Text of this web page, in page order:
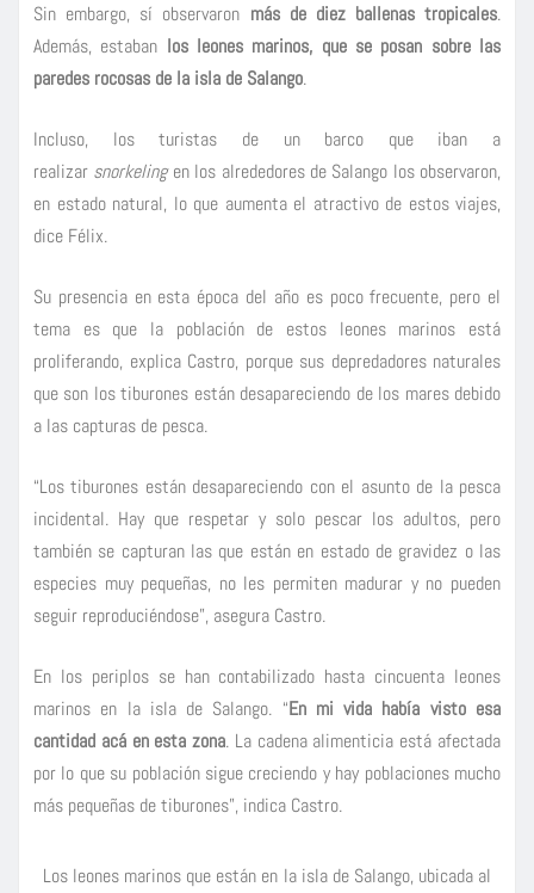
Sin embargo, sí observaron más de diez ballenas tropicales.
Además, estaban los leones marinos, que se posan sobre las
paredes rocosas de la isla de Salango.
Incluso, los turistas de un barco que iban a
realizar snorkelingen los alrededores de Salango los observaron,
en estado natural, lo que aumenta el atractivo de estos viajes,
dice Félix.
Su presencia en esta época del año es poco frecuente, pero el
tema es que la población de estos leones marinos está
proliferando, explica Castro, porque sus depredadores naturales
que son los tiburones están desapareciendo de los mares debido
a las capturas de pesca.
“Los tiburones están desapareciendo con el asunto de la pesca
incidental. Hay que respetar y solo pescar los adultos, pero
también se capturan las que están en estado de gravidez o las
especies muy pequeñas, no les permiten madurar y no pueden
seguir reproduciéndose”, asegura Castro.
En los periplos se han contabilizado hasta cincuenta leones
marinos en la isla de Salango. “En mi vida había visto esa
cantidad acá en esta zona. La cadena alimenticia está afectada
por lo que su población sigue creciendo y hay poblaciones mucho
más pequeñas de tiburones”, indica Castro.
Los leones marinos que están en la isla de Salango, ubicada al